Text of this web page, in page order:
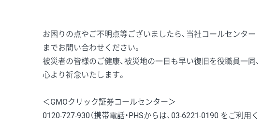
お困りの点やご不明点等ございましたら、当社コールセンター
までお問い合わせください。
被災者の皆様のご健康、被災地の一日も早い復旧を役職員一同、
心より祈念いたします。
＜GMOクリック証券コールセンター＞
0120-727-930（携帯電話・PHSからは、03-6221-0190 をご利用く